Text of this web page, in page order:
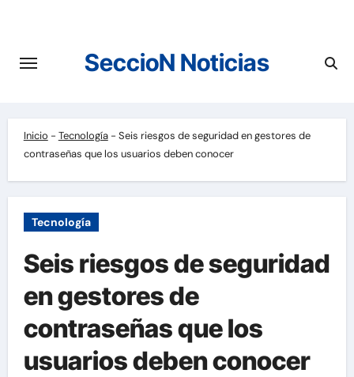
contenido
SeccioN Noticias
Inicio - Tecnología- Seis riesgos de seguridad en gestores de
contraseñas que los usuarios deben conocer
Tecnología
Seis riesgos de seguridad
en gestores de
contraseñas que los
usuarios deben conocer